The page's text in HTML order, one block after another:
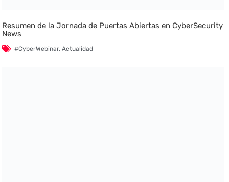
Resumen de la Jornada de Puertas Abiertas en CyberSecurity
News
#CyberWebinar,Actualidad